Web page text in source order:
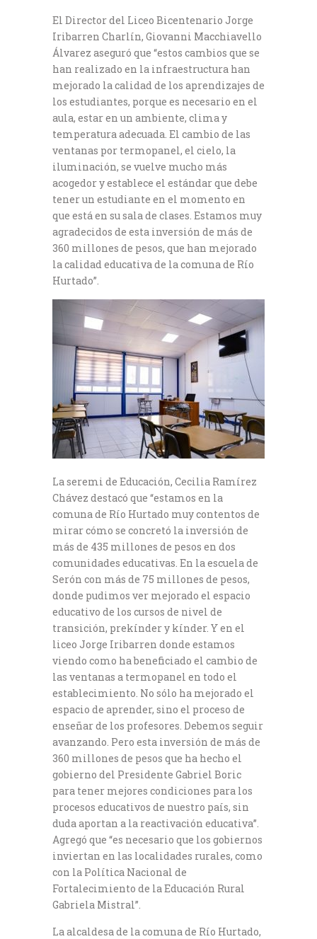
El Director del Liceo Bicentenario Jorge
Iribarren Charlín, Giovanni Macchiavello
Álvarez aseguró que “estos cambios que se
han realizado en la infraestructura han
mejorado la calidad de los aprendizajes de
los estudiantes, porque es necesario en el
aula, estar en un ambiente, clima y
temperatura adecuada. El cambio de las
ventanas por termopanel, el cielo, la
iluminación, se vuelve mucho más
acogedor y establece el estándar que debe
tener un estudiante en el momento en
que está en su sala de clases. Estamos muy
agradecidos de esta inversión de más de
360 millones de pesos, que han mejorado
la calidad educativa de la comuna de Río
Hurtado”.
La seremi de Educación, Cecilia Ramírez
Chávez destacó que “estamos en la
comuna de Río Hurtado muy contentos de
mirar cómo se concretó la inversión de
más de 435 millones de pesos en dos
comunidades educativas. En la escuela de
Serón con más de 75 millones de pesos,
donde pudimos ver mejorado el espacio
educativo de los cursos de nivel de
transición, prekínder y kínder. Y en el
liceo Jorge Iribarren donde estamos
viendo como ha beneficiado el cambio de
las ventanas a termopanel en todo el
establecimiento. No sólo ha mejorado el
espacio de aprender, sino el proceso de
enseñar de los profesores. Debemos seguir
avanzando. Pero esta inversión de más de
360 millones de pesos que ha hecho el
gobierno del Presidente Gabriel Boric
para tener mejores condiciones para los
procesos educativos de nuestro país, sin
duda aportan a la reactivación educativa”.
Agregó que “es necesario que los gobiernos
inviertan en las localidades rurales, como
con la Política Nacional de
Fortalecimiento de la Educación Rural
Gabriela Mistral”.
La alcaldesa de la comuna de Río Hurtado,